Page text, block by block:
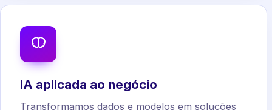
IA aplicada ao negócio
Transformamos dados e modelos em soluções